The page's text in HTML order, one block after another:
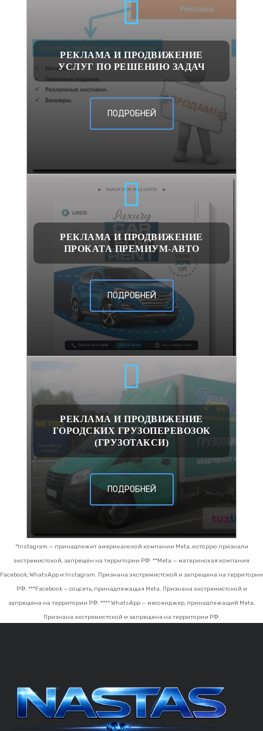
РЕКЛАМА И ПРОДВИЖЕНИЕ
УСЛУГ ПО РЕШЕНИЮ ЗАДАЧ
ПОДРОБНЕЙ
РЕКЛАМА И ПРОДВИЖЕНИЕ
ПРОКАТА ПРЕМИУМ-АВТО
ПОДРОБНЕЙ
РЕКЛАМА И ПРОДВИЖЕНИЕ
ГОРОДСКИХ ГРУЗОПЕРЕВОЗОК
(ГРУЗОТАКСИ)
ПОДРОБНЕЙ
*Instagram — принадлежит американской компании Meta, которую признали
экстремистской, запрещён на территории РФ. **Meta — материнская компания
Facebook, WhatsApp и Instagram. Признана экстремистской и запрещена на территории
РФ. ***Facebook — соцсеть, принадлежащая Meta. Признана экстремистской и
запрещена на территории РФ. **** WhatsApp — мессенджер, принадлежащий Meta.
Признана экстремистской и запрещена на территории РФ.